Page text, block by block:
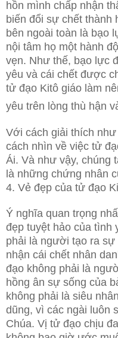
hồn mình chấp nhận
biến đổi sự chết
bên ngoài toàn là bạo
nội tâm họ một hành
vẹn. Như thế, bạo lực
yêu và cái chết được
tử đạo Kitô giáo làm
yêu trên lòng thù hận
Với cách giải thích
cách nhìn về việc tử
Ái. Và như vậy, chúng
là những chứng nhân
4. Vẻ đẹp của tử đạo
Ý nghĩa quan trọng
đẹp tuyệt hảo của tình
phải là người tạo ra
nhận cái chết nhân
đạo không phải là
hồng ân sự sống của
không phải là siêu
dũng, vì các ngài luôn
Chúa. Vị tử đạo chịu